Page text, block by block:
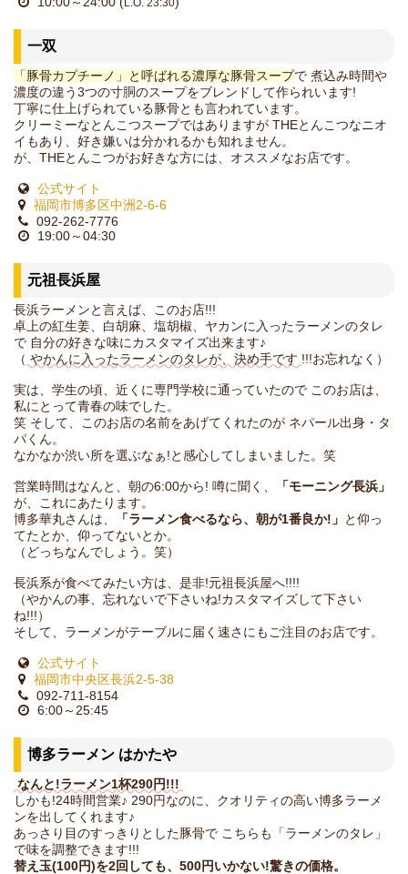
一双
「豚骨カプチーノ」と呼ばれる濃厚な豚骨スープで 煮込み時間や
濃度の違う3つの寸胴のスープをブレンドして作られいます!
丁寧に仕上げられている豚骨とも言われています。
クリーミーなとんこつスープではありますが THEとんこつなニオ
イもあり、好き嫌いは分かれるかも知れません。
が、THEとんこつがお好きな方には、オススメなお店です。
公式サイト
福岡市博多区中洲2-6-6
092-262-7776
19:00～04:30
元祖長浜屋
長浜ラーメンと言えば、このお店!!!
卓上の紅生姜、白胡麻、塩胡椒、ヤカンに入ったラーメンのタレ
で 自分の好きな味にカスタマイズ出来ます♪
（ やかんに入ったラーメンのタレが、決め手です !!!お忘れなく）
実は、学生の頃、近くに専門学校に通っていたので このお店は、
私にとって青春の味でした。
笑 そして、このお店の名前をあげてくれたのが ネパール出身・タ
パくん。
なかなか渋い所を選ぶなぁ!と感心してしまいました。笑
営業時間はなんと、朝の6:00から! 噂に聞く、
「モーニング長浜」
が、これにあたります。
博多華丸さんは、
「ラーメン食べるなら、朝が1番良か!」 と仰っ
てたとか、仰ってないとか。
（どっちなんでしょう。笑）
長浜系が食べてみたい方は、是非!元祖長浜屋へ!!!!
（やかんの事、忘れないで下さいね!カスタマイズして下さい
ね!!!）
そして、ラーメンがテーブルに届く速さにもご注目のお店です。
公式サイト
福岡市中央区長浜2-5-38
092-711-8154
6:00～25:45
博多ラーメン はかたや
なんと!ラーメン1杯290円!!!
しかも!24時間営業♪ 290円なのに、クオリティの高い博多ラーメ
ンを出してくれます♪
あっさり目のすっきりとした豚骨で こちらも「ラーメンのタレ」
で味を調整できます!!!
替え玉(100円)を2回しても、500円いかない!驚きの価格。